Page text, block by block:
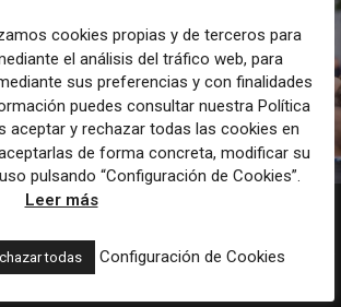
Los Colegios de Periodistas piden al
Agencia EFE que rectifiquen convocatorias de
empleo por favorecer el intrusismo
cookies propias y de terceros para
el análisis del tráfico web, para
sus preferencias y con finalidades
puedes consultar nuestra Política
aceptar y rechazar todas las cookies en
de forma concreta, modificar su
pulsando “Configuración de Cookies”.
Leer más
todas Configuración de Cookies